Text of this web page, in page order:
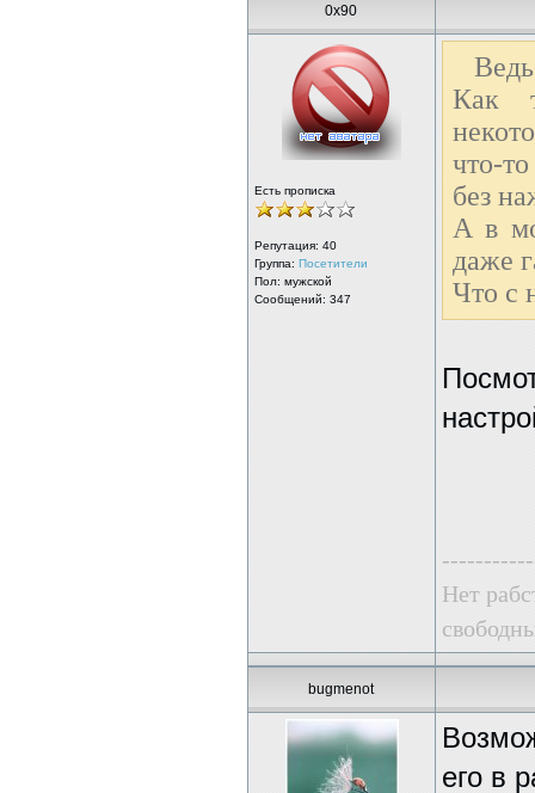
0x90
Есть прописка
Репутация: 40
Группа: Посетители
Пол: мужской
Сообщений: 347
Как
что-
без
А в
даже
Что с
Нет
bugmenot
его в